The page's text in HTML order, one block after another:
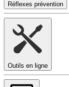
Réflexes prévention
Outils en ligne